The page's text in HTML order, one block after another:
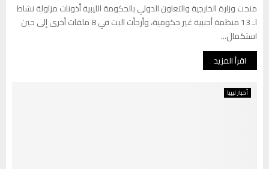
منحت وزارة الخارجية والتعاون الدولي بالحكومة الليبية أذونات مزاولة نشاط
لـ 13 منظمة أجنبية غير حكومية، وأرجأت البت في 8 ملفات أخرى إلى حين
استكمال...
اقرأ المزيد
أخبار ليبيا